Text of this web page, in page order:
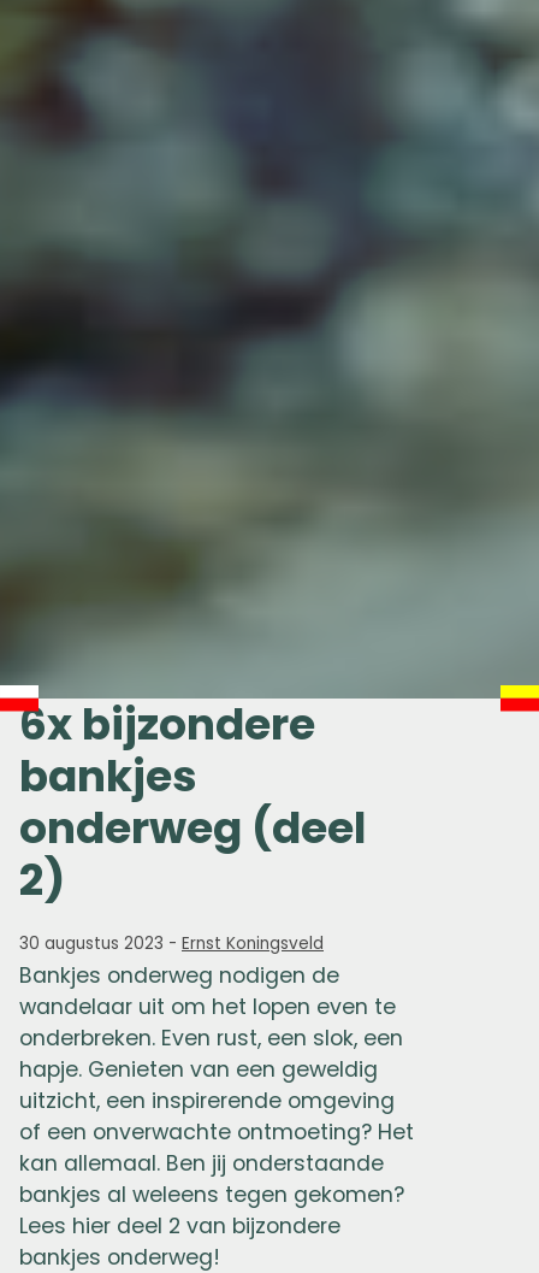
6x bijzondere
bankjes
onderweg (deel
2)
30 augustus 2023 - Ernst Koningsveld
Bankjes onderweg nodigen de
wandelaar uit om het lopen even te
onderbreken. Even rust, een slok, een
hapje. Genieten van een geweldig
uitzicht, een inspirerende omgeving
of een onverwachte ontmoeting? Het
kan allemaal. Ben jij onderstaande
bankjes al weleens tegen gekomen?
Lees hier deel 2 van bijzondere
bankjes onderweg!